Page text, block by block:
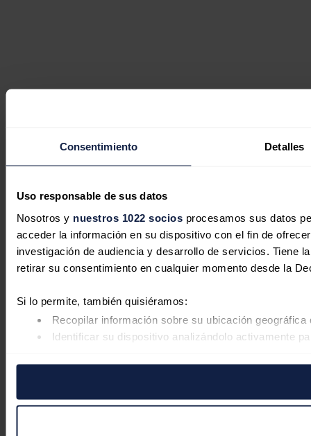
Consentimiento Detalles
Uso responsable de sus datos
Nosotros y nuestros 1022 sociosprocesamos sus datos
acceder la información en su dispositivo con el fin de
investigación de audiencia y desarrollo de servicios. Tiene
retirar su consentimiento en cualquier momento desde la
Si lo permite, también quisiéramos:
Recopilar información sobre su ubicación
Identificar su dispositivo analizándolo activamente
Las cookies de este sitio web se usan para personalizar el